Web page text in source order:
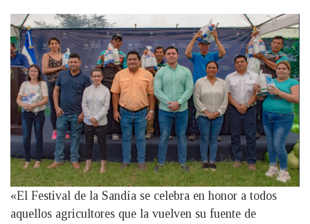
«El Festival de la Sandía se celebra en honor a todos
aquellos agricultores que la vuelven su fuente de